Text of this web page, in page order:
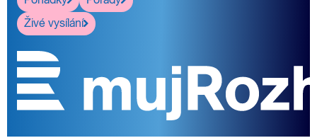
Živé vysílání